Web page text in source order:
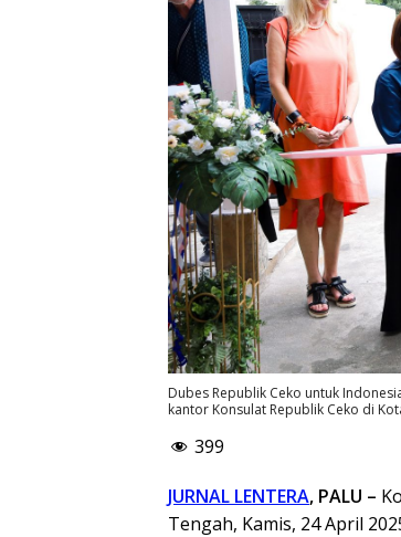
Dubes Republik Ceko untuk
kantor Konsulat Republik Ceko di
399
JURNAL LENTERA, PALU –
Tengah, Kamis, 24 April